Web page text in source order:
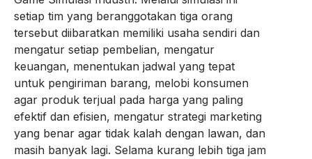
setiap tim yang beranggotakan tiga orang
tersebut diibaratkan memiliki usaha sendiri dan
mengatur setiap pembelian, mengatur
keuangan, menentukan jadwal yang tepat
untuk pengiriman barang, melobi konsumen
agar produk terjual pada harga yang paling
efektif dan efisien, mengatur strategi marketing
yang benar agar tidak kalah dengan lawan, dan
masih banyak lagi. Selama kurang lebih tiga jam